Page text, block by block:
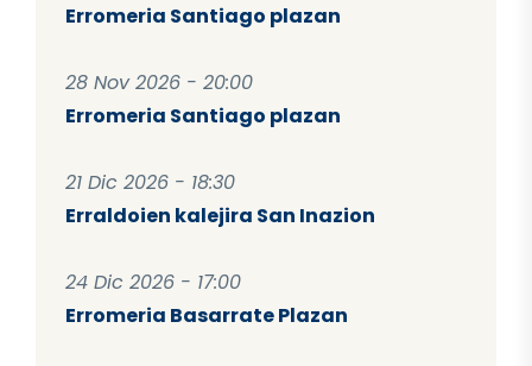
Erromeria Santiago plazan
28 Nov 2026 - 20:00
Erromeria Santiago plazan
21 Dic 2026 - 18:30
Erraldoien kalejira San Inazion
24 Dic 2026 - 17:00
Erromeria Basarrate Plazan